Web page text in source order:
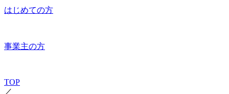
はじめての方
事業主の方
TOP
／